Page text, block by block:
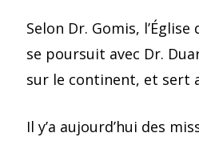
Selon Dr. Gomis,
se poursuit avec Dr.
sur le continent, et sert
Il y’a aujourd’hui des